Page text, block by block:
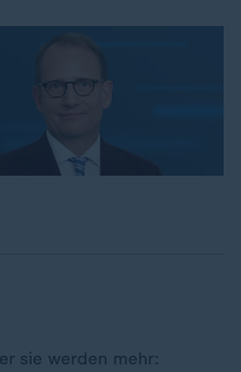
sie werden mehr: